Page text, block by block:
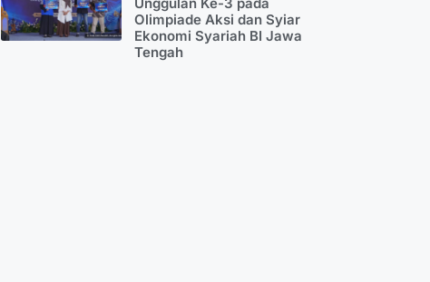
Olimpiade Aksi dan Syiar
Ekonomi Syariah BI Jawa
Tengah